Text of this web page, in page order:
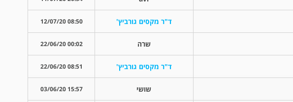
ד"ר מקסים גורביץ' 08:50 12/07/20
שרה 00:02 22/06/20
ד"ר מקסים גורביץ' 08:51 22/06/20
שושי 15:57 03/06/20